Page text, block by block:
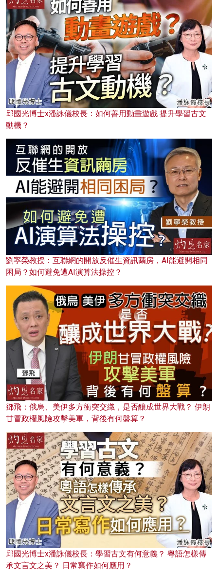
邱國光博士x潘詠儀校長：如何善用動畫遊戲 提升學習古文
動機？
劉寧榮教授：互聯網的開放反催生資訊繭房，AI能避開相同
困局？如何避免遭AI演算法操控？
鄧飛：俄烏、美伊多方衝突交織，是否釀成世界大戰？ 伊朗
甘冒政權風險攻擊美軍，背後有何盤算？
邱國光博士x潘詠儀校長：學習古文有何意義？ 粵語怎樣傳
承文言文之美？ 日常寫作如何應用？